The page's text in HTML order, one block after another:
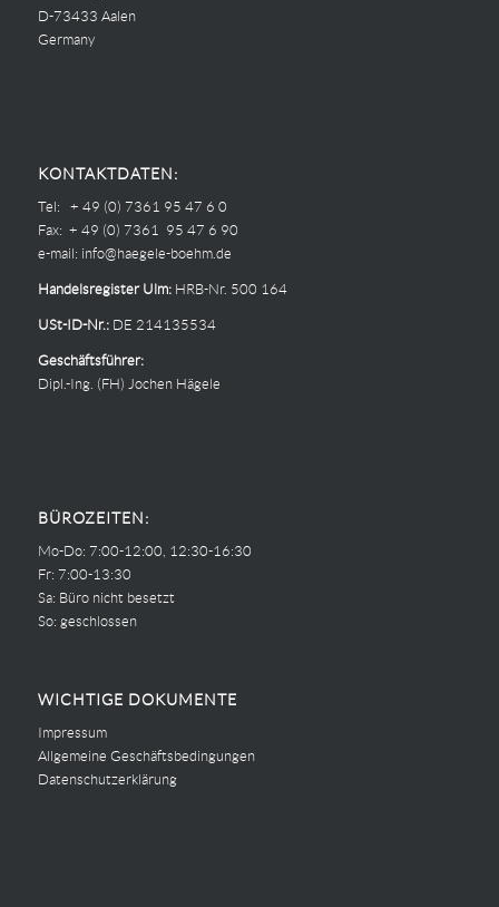
D-73433 Aalen
Germany
KONTAKTDATEN:
Tel: + 49 (0) 7361 95 47 6 0
Fax: + 49 (0) 7361 95 47 6 90
e-mail: info@haegele-boehm.de
Handelsregister Ulm:HRB-Nr. 500 164
USt-ID-Nr.:DE 214135534
Geschäftsführer:
Dipl.-Ing. (FH) Jochen Hägele
BÜROZEITEN:
Mo-Do: 7:00-12:00, 12:30-16:30
Fr: 7:00-13:30
Sa: Büro nicht besetzt
So: geschlossen
WICHTIGE DOKUMENTE
Impressum
Allgemeine Geschäftsbedingungen
Datenschutzerklärung